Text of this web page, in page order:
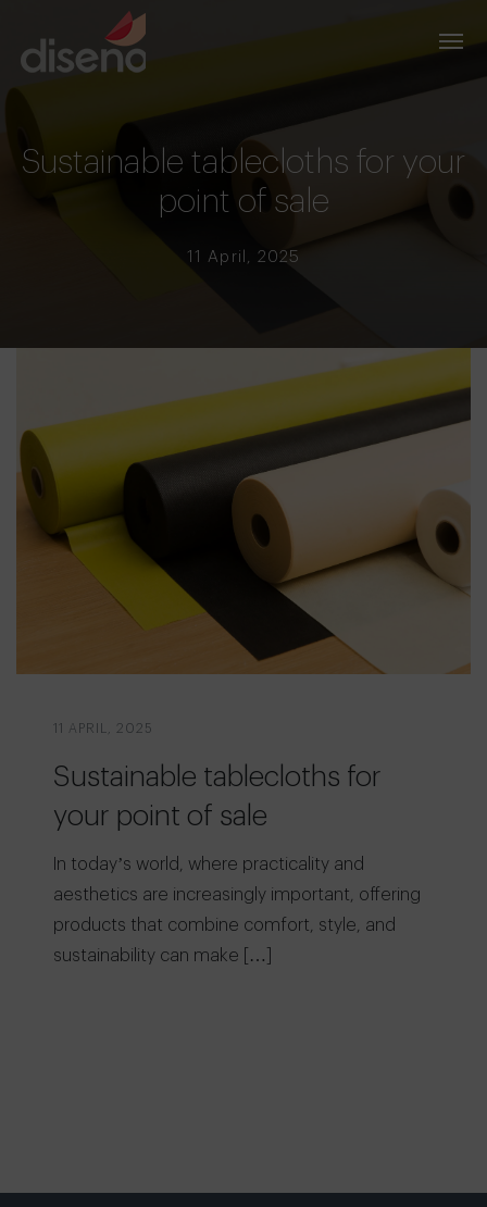
Sustainable tablecloths for your
point of sale
11 April, 2025
11 APRIL, 2025
Sustainable tablecloths for
your point of sale
In today’s world, where practicality and
aesthetics are increasingly important, offering
products that combine comfort, style, and
sustainability can make […]